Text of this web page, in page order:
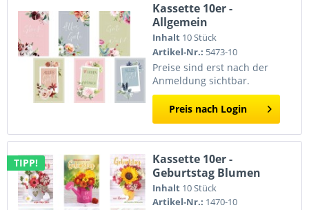
Kassette 10er -
Allgemein
Inhalt 10 Stück
Artikel-Nr.: 5473-10
Preise sind erst nach der
Anmeldung sichtbar.
Preis nach Login
TIPP!
Kassette 10er -
Geburtstag Blumen
Inhalt 10 Stück
Artikel-Nr.: 1470-10